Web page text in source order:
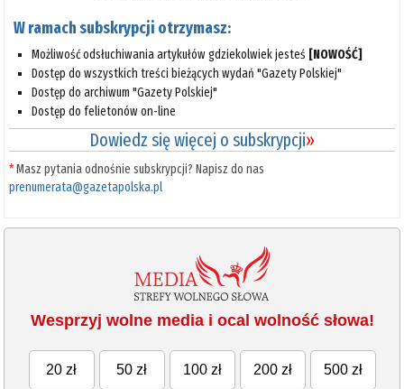
W ramach subskrypcji otrzymasz:
Możliwość odsłuchiwania artykułów gdziekolwiek jesteś [NOWOŚĆ]
Dostęp do wszystkich treści bieżących wydań "Gazety Polskiej"
Dostęp do archiwum "Gazety Polskiej"
Dostęp do felietonów on-line
Dowiedz się więcej o subskrypcji»
*Masz pytania odnośnie subskrypcji? Napisz do nas
prenumerata@gazetapolska.pl
Wesprzyj wolne media i ocal wolność słowa!
20 zł 50 zł 100 zł 200 zł 500 zł